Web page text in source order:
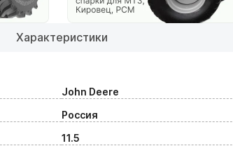
Характеристики
John Deere
Россия
11.5